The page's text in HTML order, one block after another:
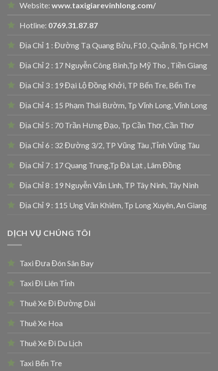
Website: www.taxigiarevinhlong.com/
Hotline: 0769.31.87.87
Địa Chỉ 1 : Đường Tạ Quang Bửu, F10 , Quận 8, Tp HCM
Địa Chỉ 2 : 17 Nguyễn Công Bình,Tp Mỹ Tho , Tiền Giang
Địa Chỉ 3 : 19 Đại Lộ Đồng Khởi, TP Bến Tre, Bến Tre
Địa Chỉ 4 : 15 Phạm Thái Bườm, Tp Vĩnh Long, Vĩnh Long
Địa Chỉ 5 : 70 Trần Hưng Đạo, Tp Cần Thơ, Cần Thơ
Địa Chỉ 6 : 32 Đường 3/2, TP Vũng Tàu ,Tỉnh Vũng Tàu
Địa Chỉ 7 : 17 Quang Trung,Tp Đà Lạt , Lâm Đồng
Địa Chỉ 8 : 19 Nguyễn Văn Linh, TP Tây Ninh, Tây Ninh
Địa Chỉ 9 : 115 Ung Văn Khiêm, Tp Long Xuyên, An Giang
DỊCH VỤ CHÚNG TÔI
Taxi Đưa Đón Sân Bay
Taxi Đi Liên Tỉnh
Thuê Xe Đi Đường Dài
Thuê Xe Hoa
Thuê Xe Đi Du Lịch
Taxi Bến Tre